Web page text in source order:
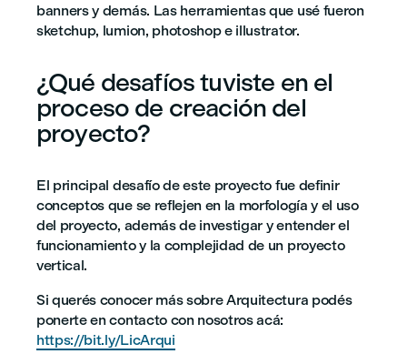
banners y demás. Las herramientas que usé fueron
sketchup, lumion, photoshop e illustrator.
¿Qué desafíos tuviste en el
proceso de creación del
proyecto?
El principal desafío de este proyecto fue definir
conceptos que se reflejen en la morfología y el uso
del proyecto, además de investigar y entender el
funcionamiento y la complejidad de un proyecto
vertical.
Si querés conocer más sobre Arquitectura podés
ponerte en contacto con nosotros acá:
https://bit.ly/LicArqui